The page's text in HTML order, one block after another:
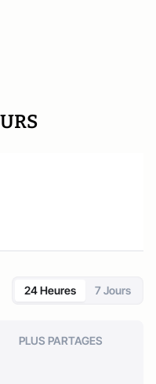
24 Heures 7 Jours
PLUS PARTAGES